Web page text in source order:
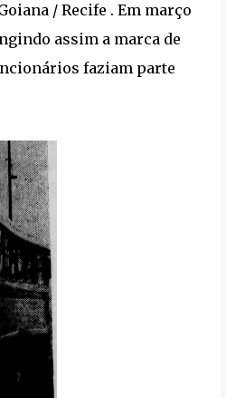
/ Recife . Em março
assim a marca de
faziam parte